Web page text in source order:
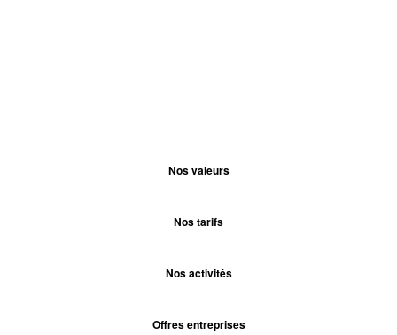
Nos valeurs
Nos tarifs
Nos activités
Offres entreprises